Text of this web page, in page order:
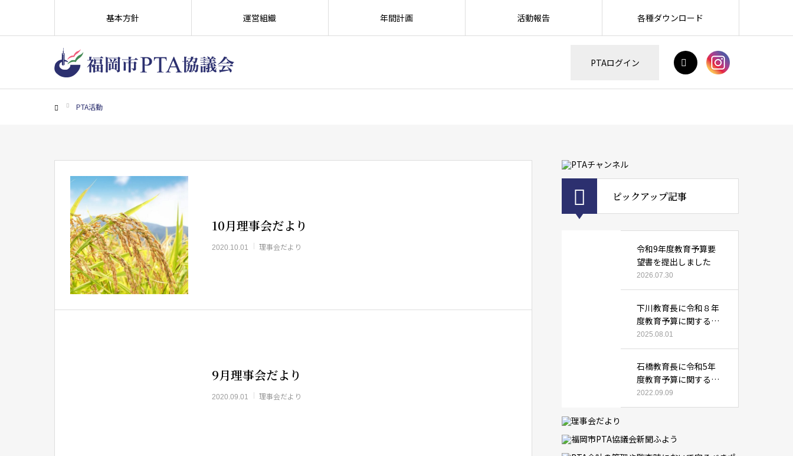
PTAログイン
基本方針 運営組織 年間計画 活動報告 各種ダウンロード
PTA活動
10月理事会だより
2020.10.01 理事会だより
9月理事会だより
2020.09.01 理事会だより
ピックアップ記事
令和9年度教育予算要
望書を提出しました
2026.07.30
下川教育長に令和８年
度教育予算に関する要
望書を提出しました
2025.08.01
石橋教育長に令和5年
度教育予算に関する要
望書を提出しました
2022.09.09